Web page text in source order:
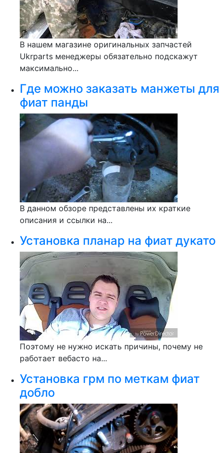
В нашем магазине оригинальных запчастей
Ukrparts менеджеры обязательно подскажут
максимально...
Где можно заказать манжеты для
фиат панды
В данном обзоре представлены их краткие
описания и ссылки на...
Установка планар на фиат дукато
Поэтому не нужно искать причины, почему не
работает вебасто на...
Установка грм по меткам фиат
добло